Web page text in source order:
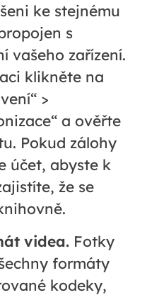
ke stejnému
s
vašeho zařízení.
klikněte na
>
a ověřte
Pokud zálohy
účet, abyste k
že se
videa.Fotky
formáty
kodeky,